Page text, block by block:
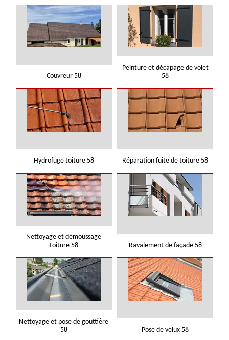
Couvreur 58
Peinture et décapage de volet
58
Hydrofuge toiture 58 Réparation fuite de toiture 58
Nettoyage et démoussage
toiture 58
Ravalement de façade 58
Nettoyage et pose de gouttière
58
Pose de velux 58